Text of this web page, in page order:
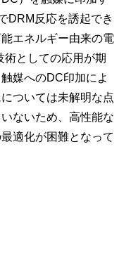
DRM反応を誘起でき
エネルギー由来の電
術としての応用が期
媒へのDC印加によ
ついては未解明な点
ないため、高性能な
適化が困難となって